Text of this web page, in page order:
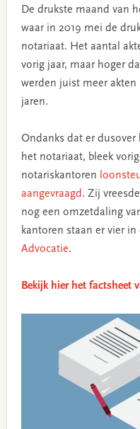
De drukste maand van
waar in 2019 mei de
notariaat. Het aantal
vorig jaar, maar hoger
werden juist meer akten
jaren.
Ondanks dat er dusover
het notariaat, bleek
notariskantoren
aangevraagd. Zij
nog een omzetdaling
kantoren staan er vier in
Advocatie.
Bekijk hier het factsheet